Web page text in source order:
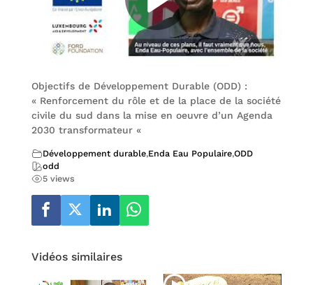
Objectifs de Développement Durable (ODD) :
« Renforcement du rôle et de la place de la société
civile du sud dans la mise en oeuvre d’un Agenda
2030 transformateur «
Développement durable,Enda Eau Populaire,ODD
odd
5 views
Vidéos similaires